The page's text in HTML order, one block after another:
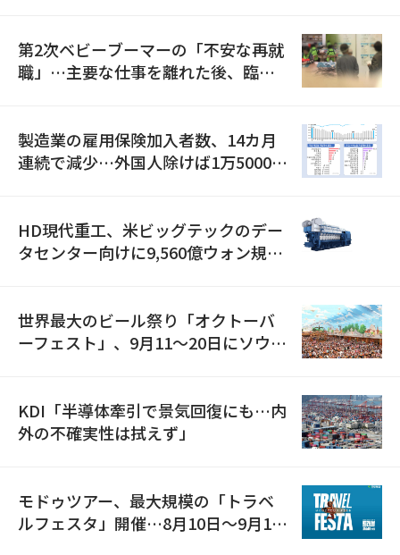
第2次ベビーブーマーの「不安な再就
職」…主要な仕事を離れた後、臨時
製造業の雇用保険加入者数、14カ月
連続で減少…外国人除けば1万5000人
HD現代重工、米ビッグテックのデー
タセンター向けに9,560億ウォン規模
世界最大のビール祭り「オクトーバ
ーフェスト」、9月11〜20日にソウル
KDI「半導体牽引で景気回復にも…内
外の不確実性は拭えず」
モドゥツアー、最大規模の「トラベ
ルフェスタ」開催…8月10日～9月11